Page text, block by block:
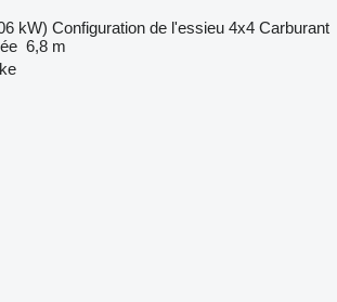
kW) Configuration de l'essieu 4x4 Carburant
6,8 m